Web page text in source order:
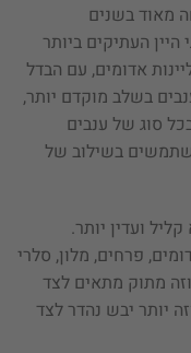
מאוד בשנים
העתיקים ביותר
אדומים, עם הבדל
בשלב מוקדם יותר,
סוג של ענבים
בשילוב של
ועדין יותר.
פרחים, מלון, סלרי
מתוק מתאים לצד
יותר יבש נהדר לצד